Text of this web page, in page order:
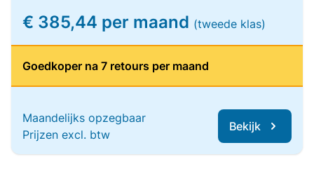
€ 385,44 per maand (tweede klas)
Goedkoper na 7 retours per maand
Maandelijks opzegbaar
Prijzen excl. btw
Bekijk